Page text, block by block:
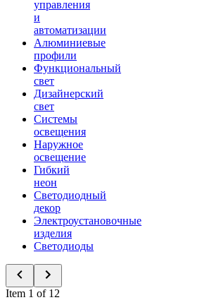
управления
и
автоматизации
Алюминиевые
профили
Функциональный
свет
Дизайнерский
свет
Системы
освещения
Наружное
освещение
Гибкий
неон
Светодиодный
декор
Электроустановочные
изделия
Светодиоды
Item 1 of 12